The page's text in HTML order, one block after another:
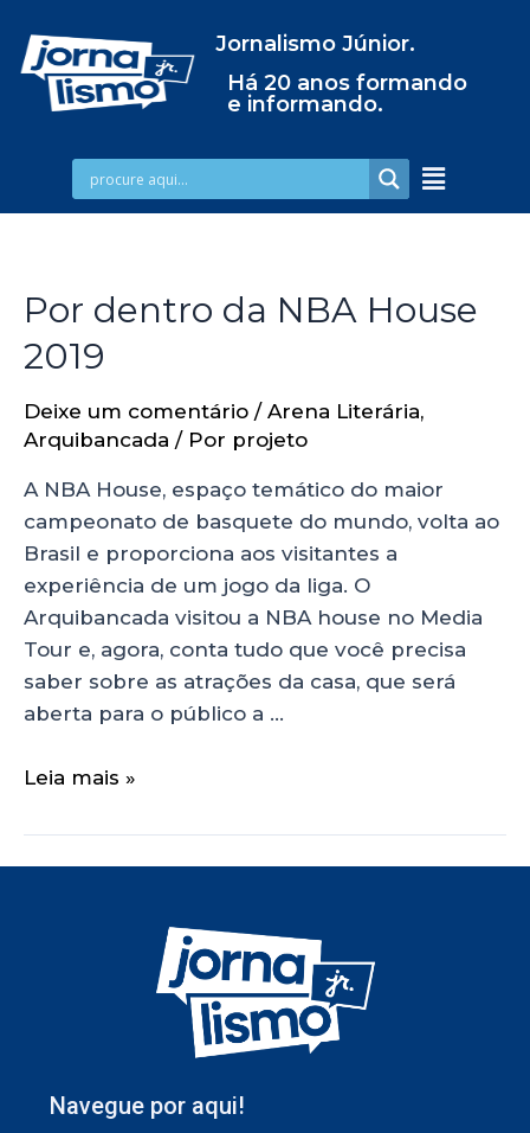
Jornalismo Júnior.
Há 20 anos formando
e informando.
Por dentro da NBA House
2019
Deixe um comentário / Arena Literária,
Arquibancada / Por projeto
A NBA House, espaço temático do maior
campeonato de basquete do mundo, volta ao
Brasil e proporciona aos visitantes a
experiência de um jogo da liga. O
Arquibancada visitou a NBA house no Media
Tour e, agora, conta tudo que você precisa
saber sobre as atrações da casa, que será
aberta para o público a …
Leia mais »
Navegue por aqui!